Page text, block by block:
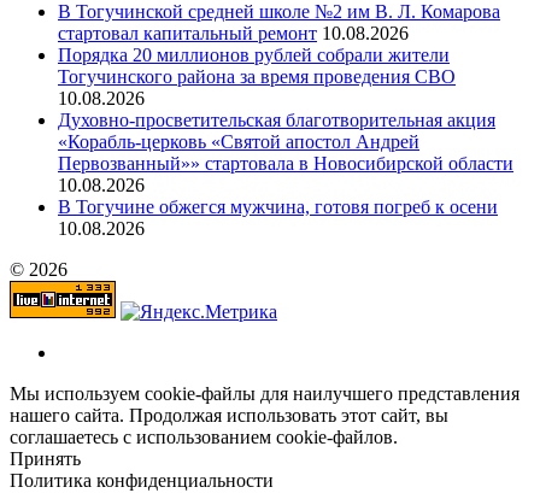
В Тогучинской средней школе №2 им В. Л. Комарова
стартовал капитальный ремонт 10.08.2026
Порядка 20 миллионов рублей собрали жители
Тогучинского района за время проведения СВО
10.08.2026
Духовно-просветительская благотворительная акция
«Корабль-церковь «Святой апостол Андрей
Первозванный»» стартовала в Новосибирской области
10.08.2026
В Тогучине обжегся мужчина, готовя погреб к осени
10.08.2026
© 2026
Мы используем cookie-файлы для наилучшего представления
нашего сайта. Продолжая использовать этот сайт, вы
соглашаетесь с использованием cookie-файлов.
Принять
Политика конфиденциальности